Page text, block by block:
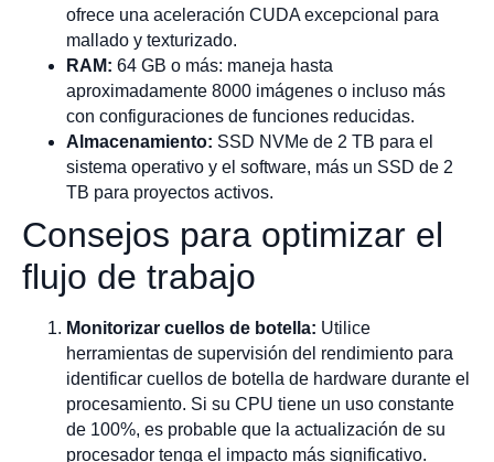
ofrece una aceleración CUDA excepcional para
mallado y texturizado.
RAM: 64 GB o más: maneja hasta
aproximadamente 8000 imágenes o incluso más
con configuraciones de funciones reducidas.
Almacenamiento: SSD NVMe de 2 TB para el
sistema operativo y el software, más un SSD de 2
TB para proyectos activos.
Consejos para optimizar el
flujo de trabajo
Monitorizar cuellos de botella: Utilice
herramientas de supervisión del rendimiento para
identificar cuellos de botella de hardware durante el
procesamiento. Si su CPU tiene un uso constante
de 100%, es probable que la actualización de su
procesador tenga el impacto más significativo.